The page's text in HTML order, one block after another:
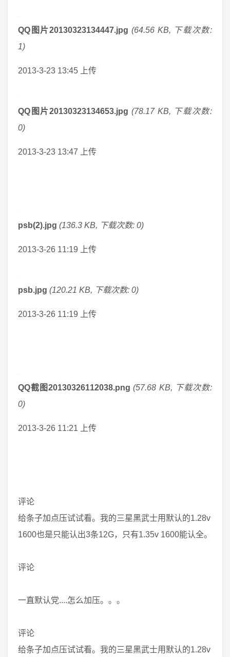
QQ图片20130323134447.jpg (64.56 KB, 下载次数:
1)
2013-3-23 13:45 上传
QQ图片20130323134653.jpg (78.17 KB, 下载次数:
0)
2013-3-23 13:47 上传
psb(2).jpg (136.3 KB, 下载次数: 0)
2013-3-26 11:19 上传
psb.jpg (120.21 KB, 下载次数: 0)
2013-3-26 11:19 上传
QQ截图20130326112038.png (57.68 KB, 下载次数:
0)
2013-3-26 11:21 上传
评论
给条子加点压试试看。我的三星黑武士用默认的1.28v
1600也是只能认出3条12G，只有1.35v 1600能认全。
评论
一直默认党....怎么加压。。。
评论
给条子加点压试试看。我的三星黑武士用默认的1.28v